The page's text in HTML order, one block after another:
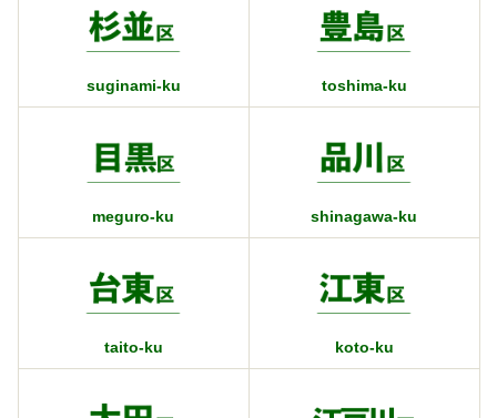
suginami-ku toshima-ku
meguro-ku shinagawa-ku
taito-ku koto-ku